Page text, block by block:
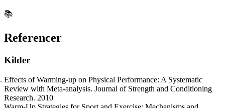
📚
Referencer
Kilder
Effects of Warming-up on Physical Performance: A Systematic
Review with Meta-analysis. Journal of Strength and Conditioning
Research. 2010